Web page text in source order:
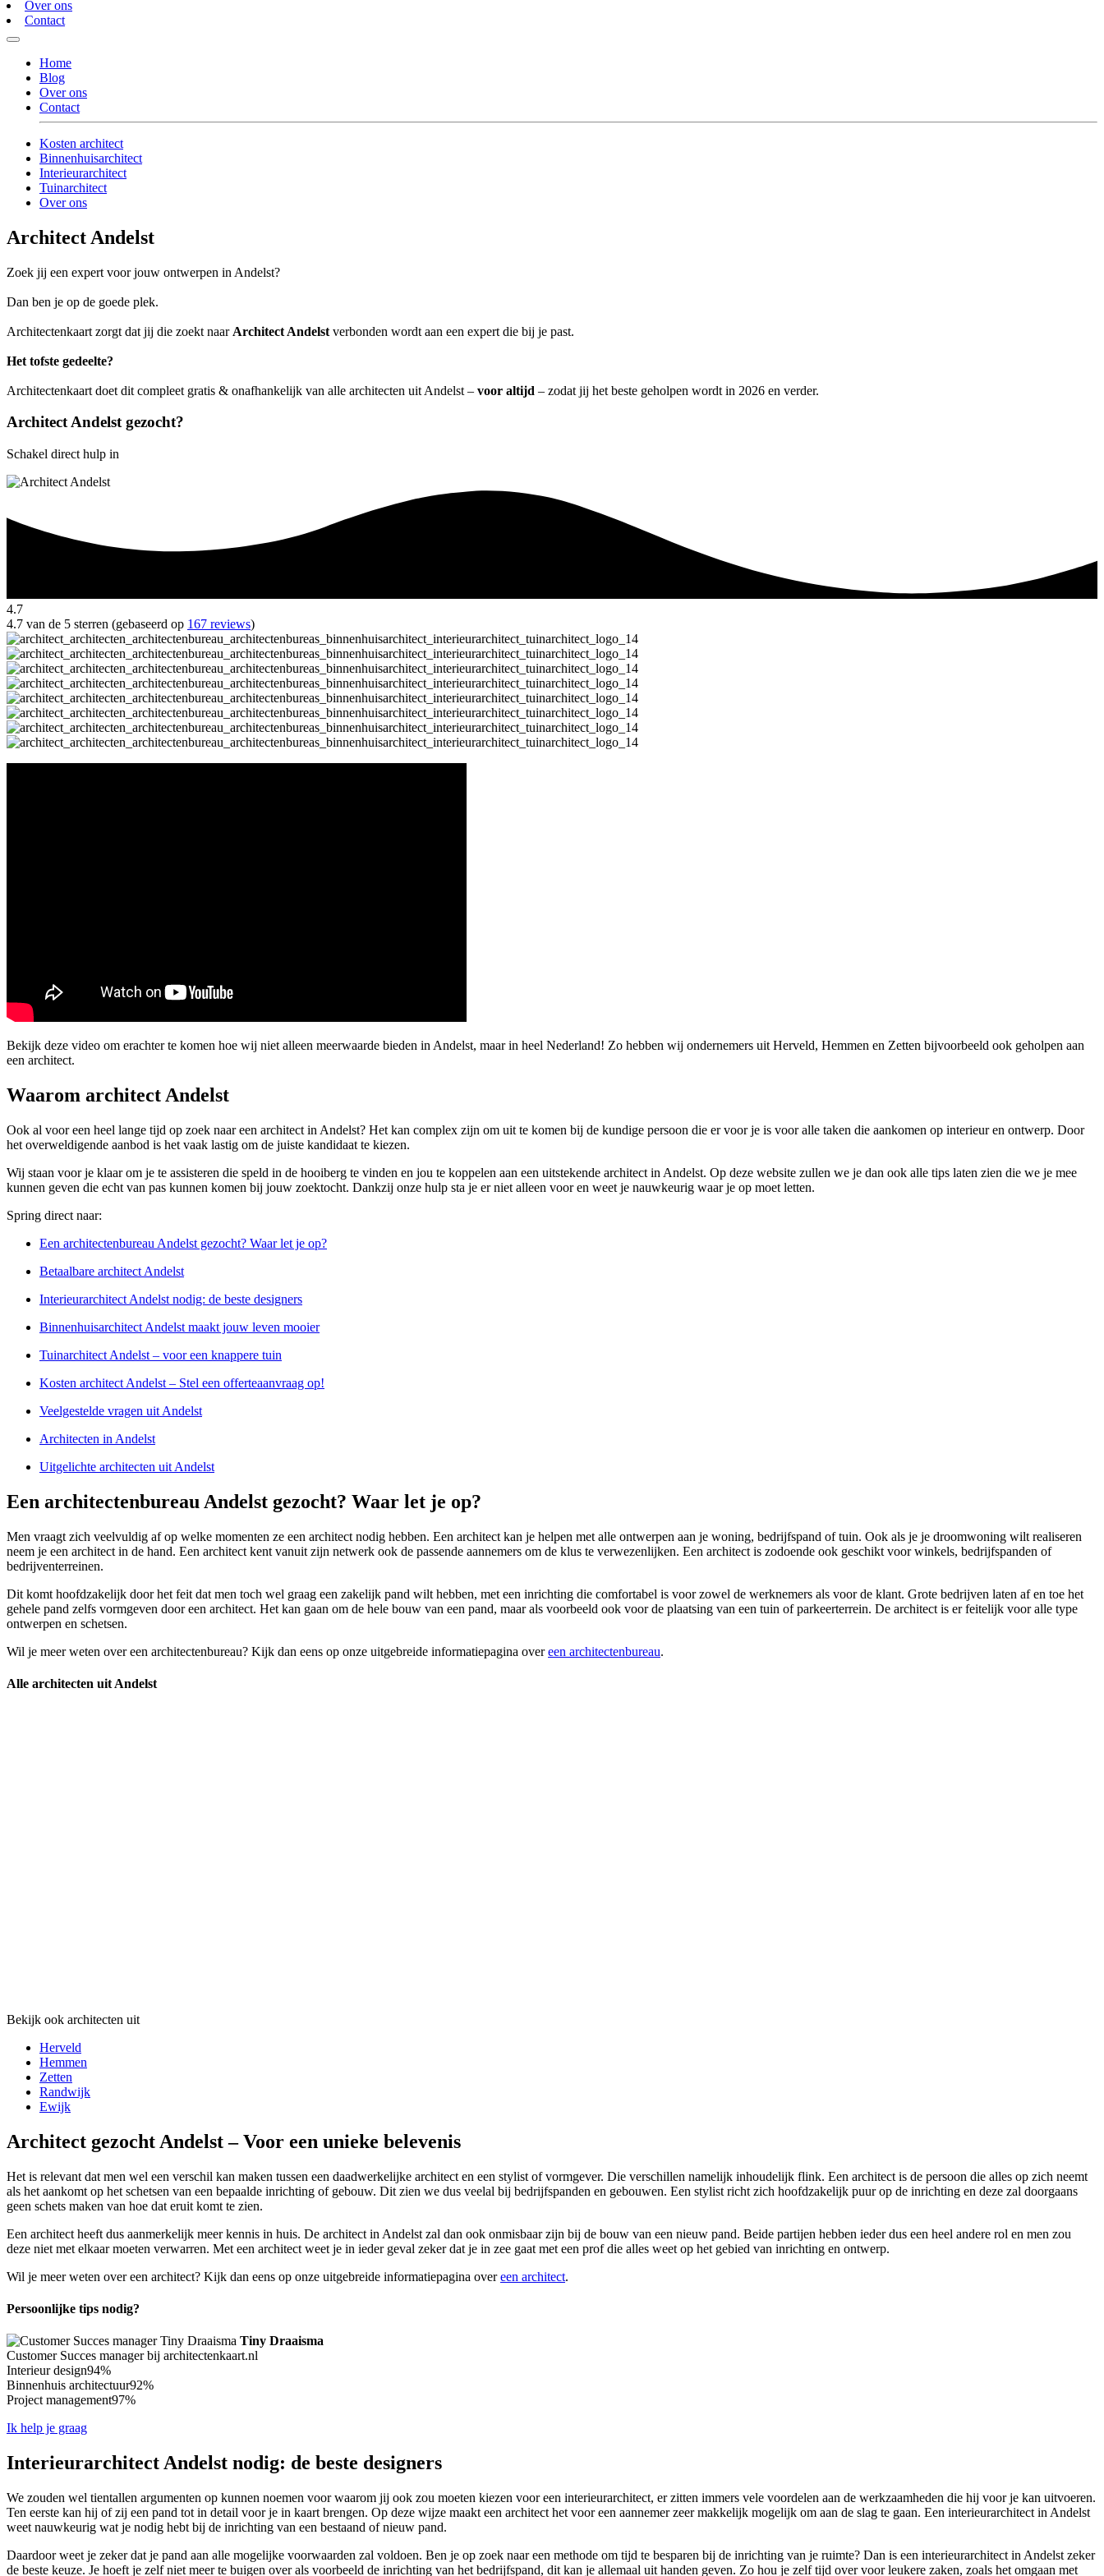
Over ons
Contact
Home
Blog
Over ons
Contact
Kosten architect
Binnenhuisarchitect
Interieurarchitect
Tuinarchitect
Over ons
Architect Andelst
Zoek jij een expert voor jouw ontwerpen in Andelst?
Dan ben je op de goede plek.
Architectenkaart zorgt dat jij die zoekt naar Architect Andelst verbonden wordt aan een expert die bij je past.
Het tofste gedeelte?
Architectenkaart doet dit compleet gratis & onafhankelijk van alle architecten uit Andelst – voor altijd – zodat jij het beste geholpen wordt in 2026 en verder.
Architect Andelst gezocht?
Schakel direct hulp in
4.7
4.7 van de 5 sterren (gebaseerd op 167 reviews)
Bekijk deze video om erachter te komen hoe wij niet alleen meerwaarde bieden in Andelst, maar in heel Nederland! Zo hebben wij ondernemers uit Herveld, Hemmen en Zetten bijvoorbeeld ook geholpen aan
een architect.
Waarom architect Andelst
Ook al voor een heel lange tijd op zoek naar een architect in Andelst? Het kan complex zijn om uit te komen bij de kundige persoon die er voor je is voor alle taken die aankomen op interieur en ontwerp. Door
het overweldigende aanbod is het vaak lastig om de juiste kandidaat te kiezen.
Wij staan voor je klaar om je te assisteren die speld in de hooiberg te vinden en jou te koppelen aan een uitstekende architect in Andelst. Op deze website zullen we je dan ook alle tips laten zien die we je mee
kunnen geven die echt van pas kunnen komen bij jouw zoektocht. Dankzij onze hulp sta je er niet alleen voor en weet je nauwkeurig waar je op moet letten.
Spring direct naar:
Een architectenbureau Andelst gezocht? Waar let je op?
Betaalbare architect Andelst
Interieurarchitect Andelst nodig: de beste designers
Binnenhuisarchitect Andelst maakt jouw leven mooier
Tuinarchitect Andelst – voor een knappere tuin
Kosten architect Andelst – Stel een offerteaanvraag op!
Veelgestelde vragen uit Andelst
Architecten in Andelst
Uitgelichte architecten uit Andelst
Een architectenbureau Andelst gezocht? Waar let je op?
Men vraagt zich veelvuldig af op welke momenten ze een architect nodig hebben. Een architect kan je helpen met alle ontwerpen aan je woning, bedrijfspand of tuin. Ook als je je droomwoning wilt realiseren
neem je een architect in de hand. Een architect kent vanuit zijn netwerk ook de passende aannemers om de klus te verwezenlijken. Een architect is zodoende ook geschikt voor winkels, bedrijfspanden of
bedrijventerreinen.
Dit komt hoofdzakelijk door het feit dat men toch wel graag een zakelijk pand wilt hebben, met een inrichting die comfortabel is voor zowel de werknemers als voor de klant. Grote bedrijven laten af en toe het
gehele pand zelfs vormgeven door een architect. Het kan gaan om de hele bouw van een pand, maar als voorbeeld ook voor de plaatsing van een tuin of parkeerterrein. De architect is er feitelijk voor alle type
ontwerpen en schetsen.
Wil je meer weten over een architectenbureau? Kijk dan eens op onze uitgebreide informatiepagina overeen architectenbureau.
Alle architecten uit Andelst
Bekijk ook architecten uit
Herveld
Hemmen
Zetten
Randwijk
Ewijk
Architect gezocht Andelst – Voor een unieke belevenis
Het is relevant dat men wel een verschil kan maken tussen een daadwerkelijke architect en een stylist of vormgever. Die verschillen namelijk inhoudelijk flink. Een architect is de persoon die alles op zich neemt
als het aankomt op het schetsen van een bepaalde inrichting of gebouw. Dit zien we dus veelal bij bedrijfspanden en gebouwen. Een stylist richt zich hoofdzakelijk puur op de inrichting en deze zal doorgaans
geen schets maken van hoe dat eruit komt te zien.
Een architect heeft dus aanmerkelijk meer kennis in huis. De architect in Andelst zal dan ook onmisbaar zijn bij de bouw van een nieuw pand. Beide partijen hebben ieder dus een heel andere rol en men zou
deze niet met elkaar moeten verwarren. Met een architect weet je in ieder geval zeker dat je in zee gaat met een prof die alles weet op het gebied van inrichting en ontwerp.
Wil je meer weten over een architect? Kijk dan eens op onze uitgebreide informatiepagina overeen architect.
Persoonlijke tips nodig?
Tiny Draaisma
Customer Succes manager bij architectenkaart.nl
Interieur design94%
Binnenhuis architectuur92%
Project management97%
Ik help je graag
Interieurarchitect Andelst nodig: de beste designers
We zouden wel tientallen argumenten op kunnen noemen voor waarom jij ook zou moeten kiezen voor een interieurarchitect, er zitten immers vele voordelen aan de werkzaamheden die hij voor je kan uitvoeren.
Ten eerste kan hij of zij een pand tot in detail voor je in kaart brengen. Op deze wijze maakt een architect het voor een aannemer zeer makkelijk mogelijk om aan de slag te gaan. Een interieurarchitect in Andelst
weet nauwkeurig wat je nodig hebt bij de inrichting van een bestaand of nieuw pand.
Daardoor weet je zeker dat je pand aan alle mogelijke voorwaarden zal voldoen. Ben je op zoek naar een methode om tijd te besparen bij de inrichting van je ruimte? Dan is een interieurarchitect in Andelst zeker
de beste keuze. Je hoeft je zelf niet meer te buigen over als voorbeeld de inrichting van het bedrijfspand, dit kan je allemaal uit handen geven. Zo hou je zelf tijd over voor leukere zaken, zoals het omgaan met